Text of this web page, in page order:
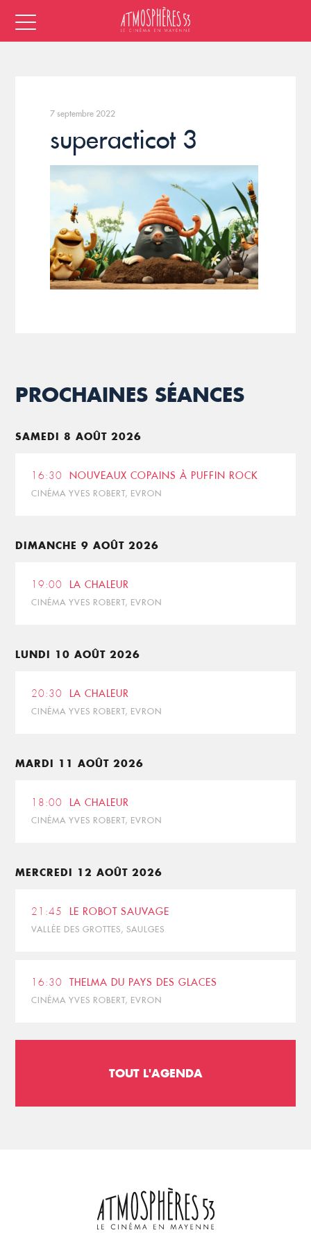
7 septembre 2022
superacticot 3
PROCHAINES SÉANCES
SAMEDI 8 AOÛT 2026
16:30 NOUVEAUX COPAINS À PUFFIN ROCK
CINÉMA YVES ROBERT, EVRON
DIMANCHE 9 AOÛT 2026
19:00 LA CHALEUR
CINÉMA YVES ROBERT, EVRON
LUNDI 10 AOÛT 2026
20:30 LA CHALEUR
CINÉMA YVES ROBERT, EVRON
MARDI 11 AOÛT 2026
18:00 LA CHALEUR
CINÉMA YVES ROBERT, EVRON
MERCREDI 12 AOÛT 2026
21:45 LE ROBOT SAUVAGE
VALLÉE DES GROTTES, SAULGES
16:30 THELMA DU PAYS DES GLACES
CINÉMA YVES ROBERT, EVRON
TOUT L'AGENDA